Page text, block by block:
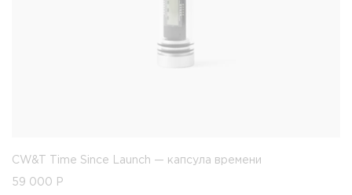
CW&T Time Since Launch — капсула времени
59 000 Р